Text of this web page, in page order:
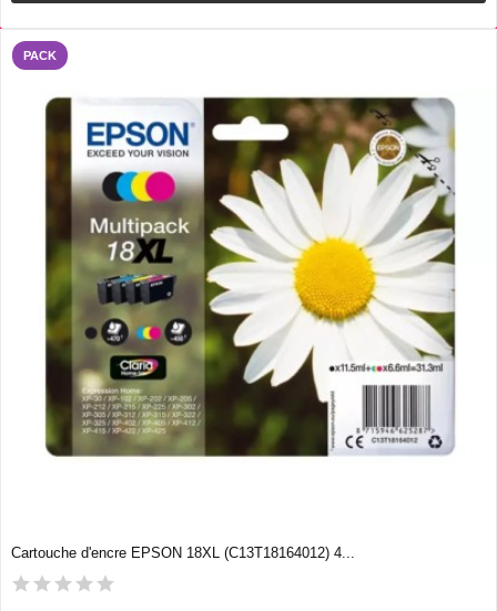
PACK
Cartouche d'encre EPSON 18XL (C13T18164012) 4...